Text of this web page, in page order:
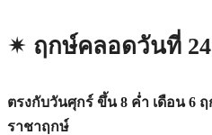
✴︎ ฤกษ์คลอดวันที่
ตรงกับวันศุกร์ ขึ้น 8 ค่ำ เดือน 6
ราชาฤกษ์